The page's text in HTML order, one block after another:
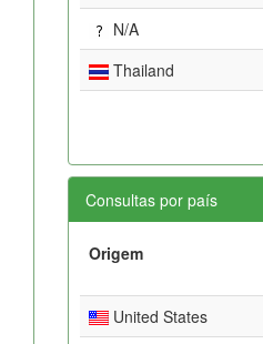
N/A
Thailand
Consultas por país
Origem
United States